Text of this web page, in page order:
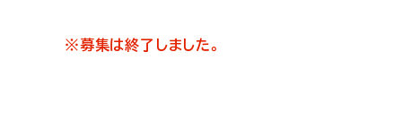
※募集は終了しました。